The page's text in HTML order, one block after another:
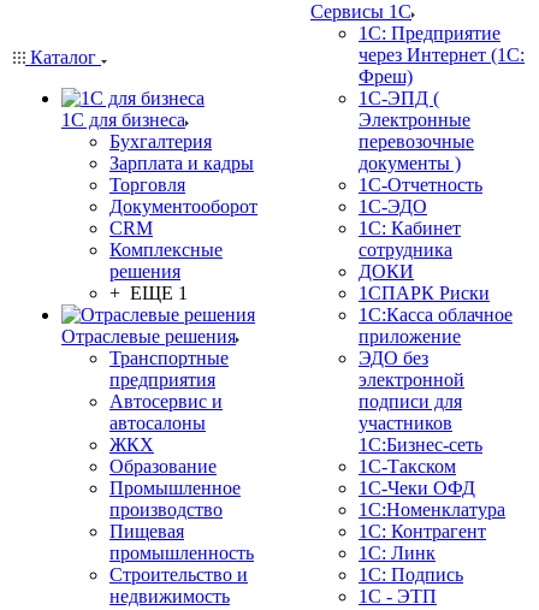
Каталог
1С для бизнеса
Бухгалтерия
Зарплата и кадры
Торговля
Документооборот
CRM
Комплексные
решения
+ ЕЩЕ 1
Отраслевые решения
Транспортные
предприятия
Автосервис и
автосалоны
ЖКХ
Образование
Промышленное
производство
Пищевая
промышленность
Строительство и
недвижимость
Сервисы 1С
1С: Предприятие
через Интернет (1С:
Фреш)
1С-ЭПД (
Электронные
перевозочные
документы )
1С-Отчетность
1С-ЭДО
1С: Кабинет
сотрудника
ДОКИ
1СПАРК Риски
1С:Касса облачное
приложение
ЭДО без
электронной
подписи для
участников
1С:Бизнес-сеть
1С-Такском
1С-Чеки ОФД
1С:Номенклатура
1С: Контрагент
1С: Линк
1С: Подпись
1С - ЭТП